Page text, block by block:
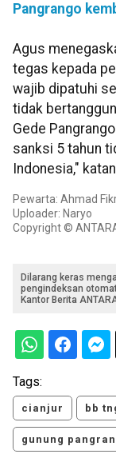
Pangrango
Agus
tegas kepada
wajib dipatuhi
tidak
Gede
sanksi 5 tahun
Indonesia,"
Pewarta: Ahmad
Uploader: Naryo
Copyright ©
Dilarang keras
pengindeksan
Kantor Berita
Tags:
cianjur bb
gunung